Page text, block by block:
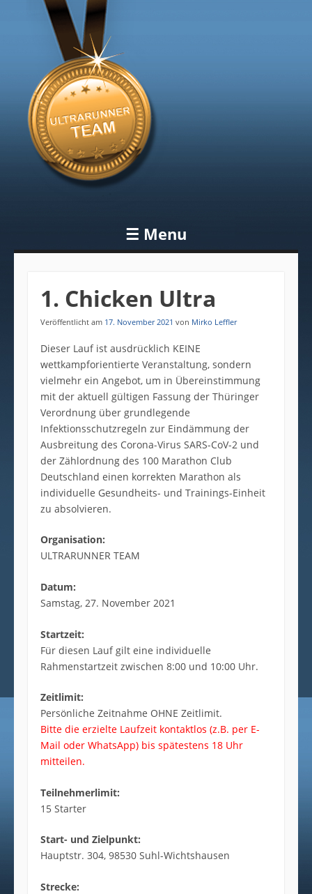
☰ Menu
1. Chicken Ultra
Veröffentlicht am 17. November 2021 von Mirko Leffler
Dieser Lauf ist ausdrücklich KEINE
wettkampforientierte Veranstaltung, sondern
vielmehr ein Angebot, um in Übereinstimmung
mit der aktuell gültigen Fassung der Thüringer
Verordnung über grundlegende
Infektionsschutzregeln zur Eindämmung der
Ausbreitung des Corona-Virus SARS-CoV-2 und
der Zählordnung des 100 Marathon Club
Deutschland einen korrekten Marathon als
individuelle Gesundheits- und Trainings-Einheit
zu absolvieren.
Organisation:
ULTRARUNNER TEAM
Datum:
Samstag, 27. November 2021
Startzeit:
Für diesen Lauf gilt eine individuelle
Rahmenstartzeit zwischen 8:00 und 10:00 Uhr.
Zeitlimit:
Persönliche Zeitnahme OHNE Zeitlimit.
Bitte die erzielte Laufzeit kontaktlos (z.B. per E-
Mail oder WhatsApp) bis spätestens 18 Uhr
mitteilen.
Teilnehmerlimit:
15 Starter
Start- und Zielpunkt:
Hauptstr. 304, 98530 Suhl-Wichtshausen
Strecke: